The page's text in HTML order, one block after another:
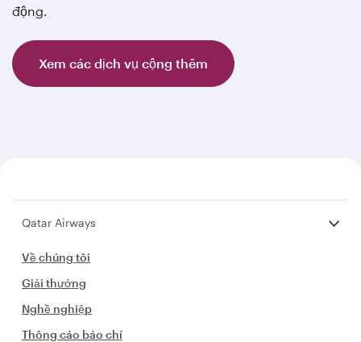
động.
Xem các dịch vụ cộng thêm
Qatar Airways
Về chúng tôi
Giải thưởng
Nghề nghiệp
Thông cáo báo chí